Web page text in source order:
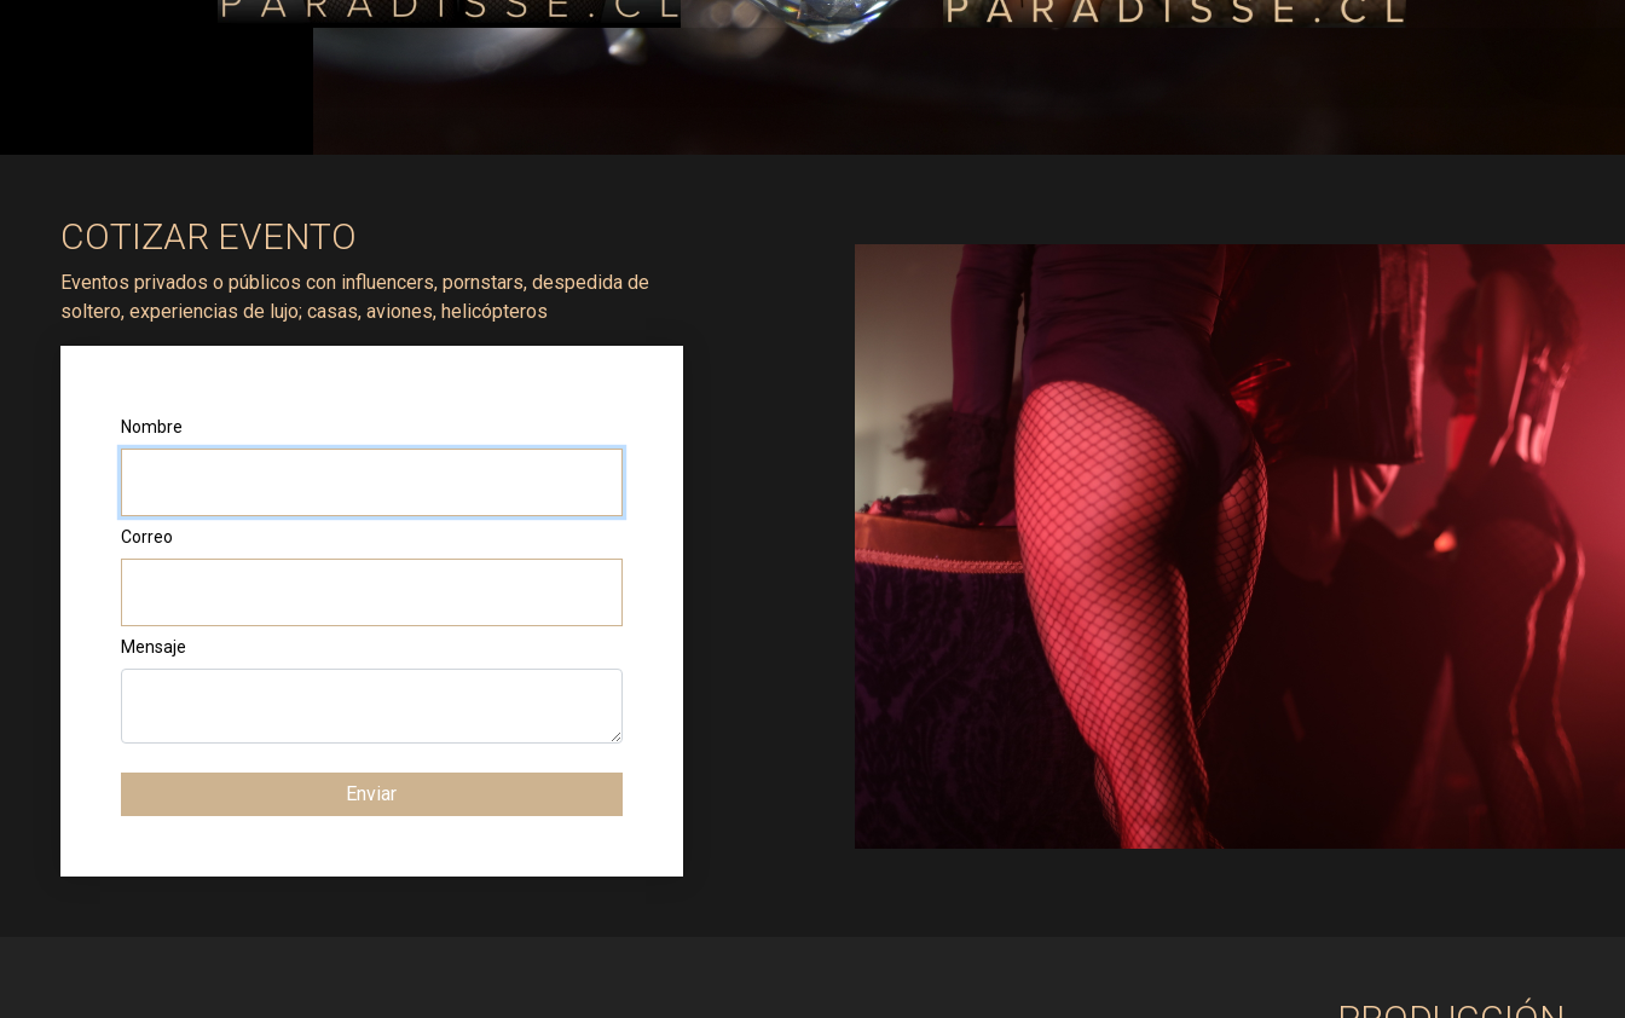
COTIZAR EVENTO
Eventos privados o públicos con influencers, pornstars, despedida de
soltero, experiencias de lujo; casas, aviones, helicópteros
Nombre
Correo
Mensaje
Enviar